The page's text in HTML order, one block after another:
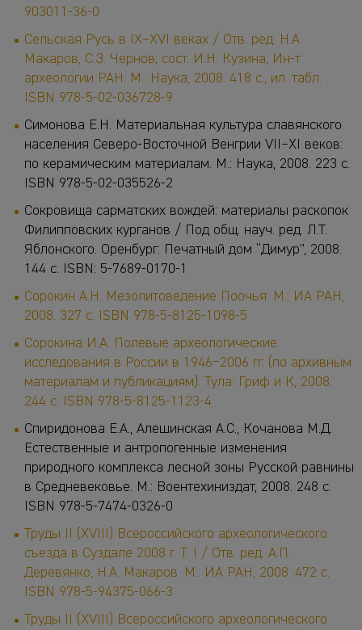
903011-36-0
Сельская Русь в IX–XVI веках / Отв. ред. Н.А.
Макаров, С.З. Чернов; сост. И.Н. Кузина; Ин-т
археологии РАН. М.: Наука, 2008. 418 с., ил. табл.
ISBN 978-5-02-036728-9
Симонова Е.Н. Материальная культура славянского
населения Северо-Восточной Венгрии VII–XI веков:
по керамическим материалам. М.: Наука, 2008. 223 с.
ISBN 978-5-02-035526-2
Сокровища сарматских вождей: материалы раскопок
Филипповских курганов / Под общ. науч. ред. Л.Т.
Яблонского. Оренбург: Печатный дом “Димур”, 2008.
144 с. ISBN: 5-7689-0170-1
Сорокин А.Н. Мезолитоведение Поочья. М.: ИА РАН,
2008. 327 с. ISBN 978-5-8125-1098-5
Сорокина И.А. Полевые археологические
исследования в России в 1946−2006 гг. (по архивным
материалам и публикациям). Тула: Гриф и К, 2008.
244 с. ISBN 978-5-8125-1123-4
Спиридонова Е.А., Алешинская А.С., Кочанова М.Д.
Естественные и антропогенные изменения
природного комплекса лесной зоны Русской равнины
в Средневековье. М.: Воентехиниздат, 2008. 248 с.
ISBN 978-5-7474-0326-0
Труды II (XVIII) Всероссийского археологического
съезда в Суздале 2008 г. Т. I / Отв. ред. А.П.
Деревянко, Н.А. Макаров. М.: ИА РАН, 2008. 472 с.
ISBN 978-5-94375-066-3
Труды II (XVIII) Всероссийского археологического